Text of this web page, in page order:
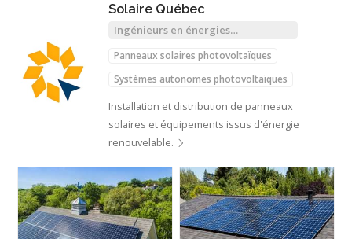
Solaire Québec
Ingénieurs en énergies
Panneaux solaires photovoltaïques
Systèmes autonomes photovoltaïques
Installation et distribution de panneaux
solaires et équipements issus d'énergie
renouvelable.